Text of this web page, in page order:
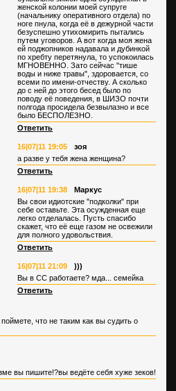
женской колонии моей супруге
(начальнику оперативного отдела) по
ноге пнула, когда её в дежурной части
безуспешно утихомирить пытались
путем уговоров. А вот когда моя жена
ей поджопников надавала и дубинкой
по хребту перетянула, то успокоилась
МГНОВЕННО. Зато сейчас "тише
воды и ниже травы", здоровается, со
всеми по имени-отчеству. А сколько
до с ней до этого бесед было по
поводу её поведения, в ШИЗО почти
полгода просидела безвылазно и все
было БЕСПОЛЕЗНО.
Ответить
16|07|11 19:05
зоя
а разве у тебя жена женщина?
Ответить
16|07|11 19:38
Маркус
Вы свои идиотские "подколки" при
себе оставьте. Эта осужденная еще
легко отделалась. Пусть спасибо
скажет, что её еще газом не освежили
для полного удовольствия.
Ответить
16|07|11 21:09
)))
Вы в СС работаете? мда... семейка
Ответить
что не таким как вы судить о
вы пишите!?вы ведёте себя хуже зеков!